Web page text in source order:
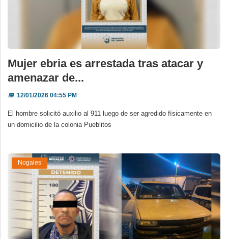
Mujer ebria es arrestada tras atacar y
amenazar de...
📅12/01/2026 04:55 PM
El hombre solicitó auxilio al 911 luego de ser agredido físicamente en
un domicilio de la colonia Pueblitos
Nogales